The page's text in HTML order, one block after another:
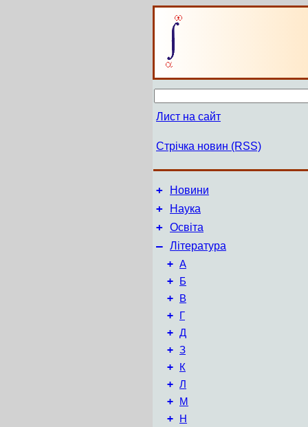
Лист на сайт
Стрічка новин (RSS)
+ Новини
+ Наука
+ Освіта
– Література
+ А
+ Б
+ В
+ Г
+ Д
+ З
+ К
+ Л
+ М
+ Н